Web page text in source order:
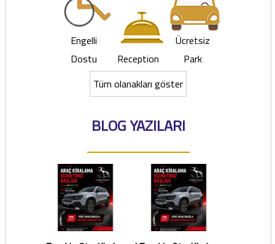
Engelli
Dostu
Reception
Ücretsiz
Park
Tüm olanakları göster
BLOG YAZILARI